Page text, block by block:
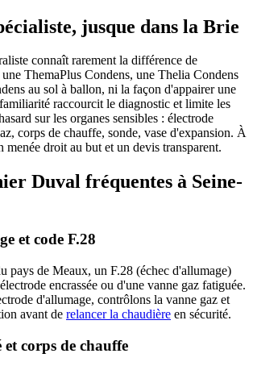
jusque dans la Brie
connaît rarement la différence de
ThemaPlus Condens, une Thelia Condens
au sol à ballon, ni la façon d'appairer une
raccourcit le diagnostic et limite les
sur les organes sensibles : électrode
corps de chauffe, sonde, vase d'expansion. À
menée droit au but et un devis transparent.
Duval fréquentes à Seine-
et code F.28
pays de Meaux, un F.28 (échec d'allumage)
encrassée ou d'une vanne gaz fatiguée.
d'allumage, contrôlons la vanne gaz et
avant de relancer la chaudière en sécurité.
et corps de chauffe